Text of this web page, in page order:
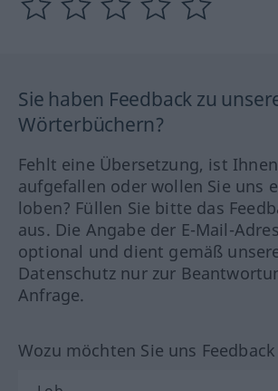
Sie haben Feedback zu
Wörterbüchern?
Fehlt eine Übersetzung, ist
aufgefallen oder wollen Sie uns
loben? Füllen Sie bitte das
aus. Die Angabe der E-Mail-
optional und dient gemäß
Datenschutz nur zur
Anfrage.
Wozu möchten Sie uns